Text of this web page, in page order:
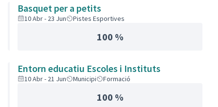
Basquet per a petits
10 Abr - 23 Jun Pistes Esportives
100 %
Entorn educatiu Escoles i Instituts
10 Abr - 21 Jun Municipi Formació
100 %